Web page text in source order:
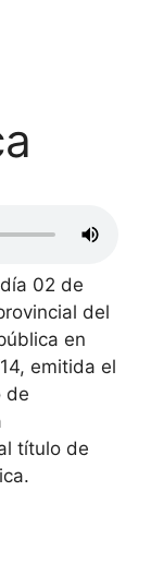
02 de
del
en
emitida el
de
título de